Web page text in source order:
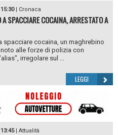
| Cronaca
A SPACCIARE COCAINA, ARRESTATO A
spacciare cocaina, un maghrebino
noto alle forze di polizia con
irregolare sul ...
LEGGI
| Attualità